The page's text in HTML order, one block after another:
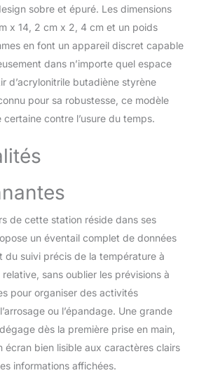
et direction du vent ainsi
que la pluviosité. La
affiche les valeurs des
dernières heures. Grâce
au réseau Wi-Fi, vous
avez accès aux
Underground, Weather
données locales. En
permet une
synchronisation
temporelle sur internet et
logiciel. La station météo
5-en-1 Wi-Fi inclut un
réveil/alarme, un
avertissement de
la phase de lune actuelle,
l'indice de chaleur,
l'indice météo pour le
point de rosée, le facteur
sobre et épuré. Les dimensions
x 14, 2 cm x 2, 4 cm et un poids
en font un appareil discret capable
dans n’importe quel espace
d’acrylonitrile butadiène styrène
pour sa robustesse, ce modèle
contre l’usure du temps.
de cette station réside dans ses
un éventail complet de données
du suivi précis de la température à
relative, sans oublier les prévisions à
pour organiser des activités
ou l’épandage. Une grande
dès la première prise en main,
écran bien lisible aux caractères clairs
informations affichées.